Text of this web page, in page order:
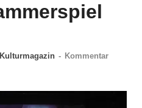
- Kommentar